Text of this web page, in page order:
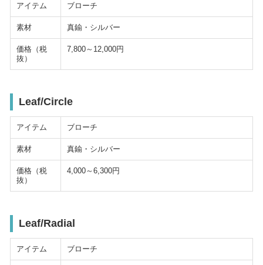
アイテム ブローチ
素材 真鍮・シルバー
価格（税
抜）
7,800～12,000円
Leaf/Circle
アイテム ブローチ
素材 真鍮・シルバー
価格（税
抜）
4,000～6,300円
Leaf/Radial
アイテム ブローチ